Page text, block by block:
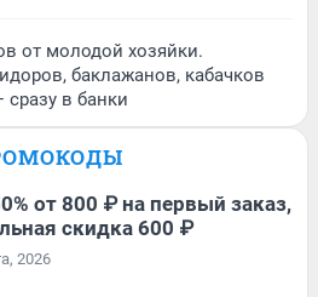
от молодой хозяйки.
баклажанов, кабачков
сразу в банки
от 800 ₽ на первый заказ,
скидка 600 ₽
2026